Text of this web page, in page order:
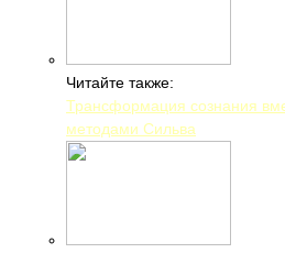
Читайте также:
Трансформация сознания
методами Сильва